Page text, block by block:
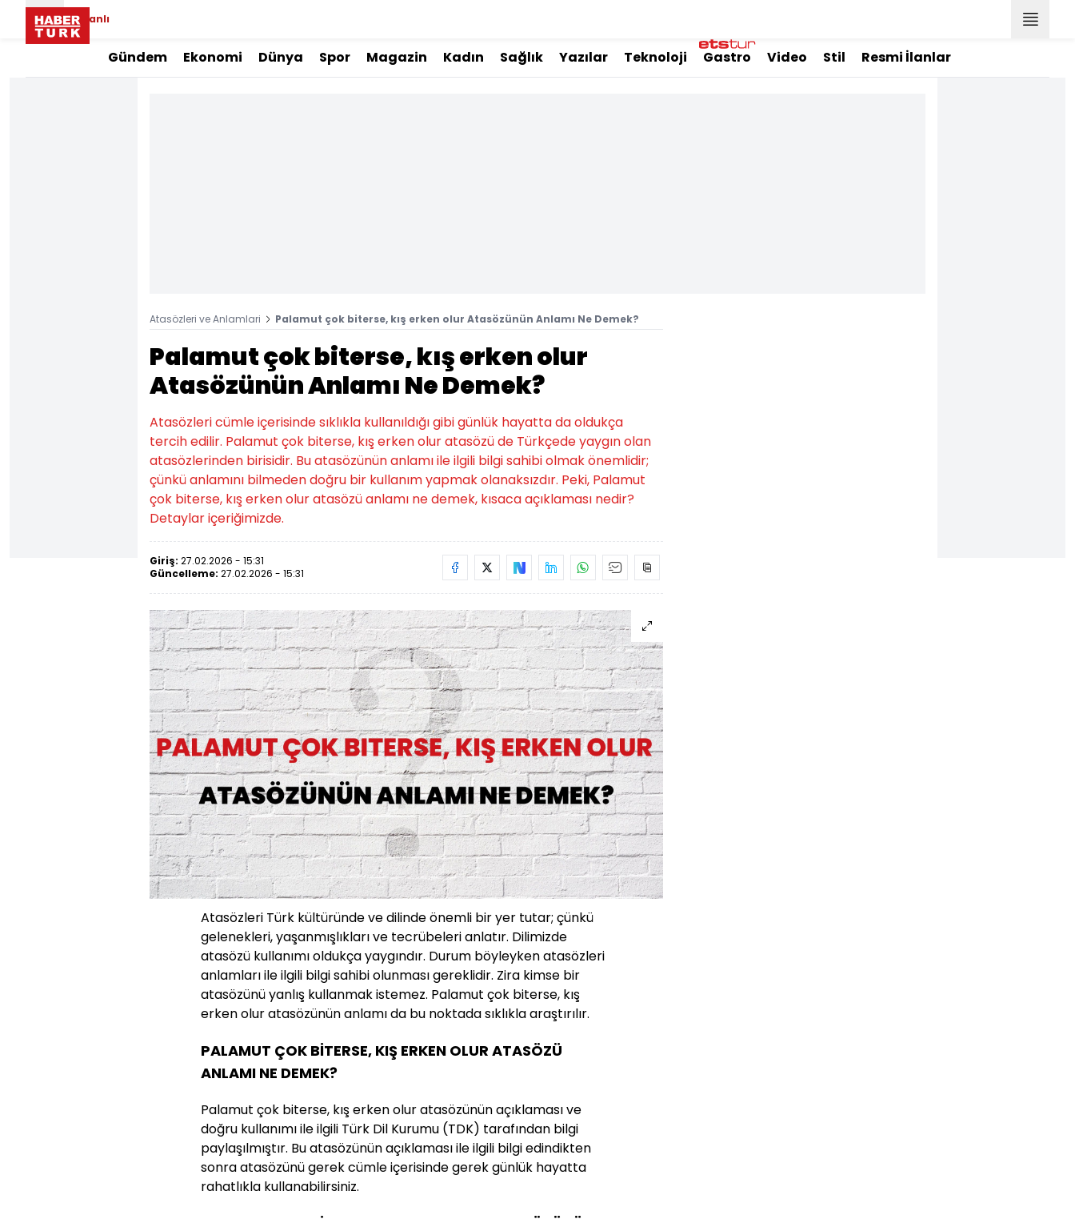
Canlı
Gündem Ekonomi Dünya Spor Magazin Kadın Sağlık Yazılar Teknoloji Gastro Video Stil Resmi İlanlar
Atasözleri ve Anlamlari Palamut çok biterse, kış erken olur Atasözünün Anlamı Ne Demek?
Palamut çok biterse, kış erken olur
Atasözünün Anlamı Ne Demek?
Atasözleri cümle içerisinde sıklıkla kullanıldığı gibi günlük hayatta da oldukça
tercih edilir. Palamut çok biterse, kış erken olur atasözü de Türkçede yaygın olan
atasözlerinden birisidir. Bu atasözünün anlamı ile ilgili bilgi sahibi olmak önemlidir;
çünkü anlamını bilmeden doğru bir kullanım yapmak olanaksızdır. Peki, Palamut
çok biterse, kış erken olur atasözü anlamı ne demek, kısaca açıklaması nedir?
Detaylar içeriğimizde.
Giriş: 27.02.2026 - 15:31
Güncelleme: 27.02.2026 - 15:31
Atasözleri Türk kültüründe ve dilinde önemli bir yer tutar; çünkü
gelenekleri, yaşanmışlıkları ve tecrübeleri anlatır. Dilimizde
atasözü kullanımı oldukça yaygındır. Durum böyleyken atasözleri
anlamları ile ilgili bilgi sahibi olunması gereklidir. Zira kimse bir
atasözünü yanlış kullanmak istemez. Palamut çok biterse, kış
erken olur atasözünün anlamı da bu noktada sıklıkla araştırılır.
PALAMUT ÇOK BİTERSE, KIŞ ERKEN OLUR ATASÖZÜ
ANLAMI NE DEMEK?
Palamut çok biterse, kış erken olur atasözünün açıklaması ve
doğru kullanımı ile ilgili Türk Dil Kurumu (TDK) tarafından bilgi
paylaşılmıştır. Bu atasözünün açıklaması ile ilgili bilgi edindikten
sonra atasözünü gerek cümle içerisinde gerek günlük hayatta
rahatlıkla kullanabilirsiniz.